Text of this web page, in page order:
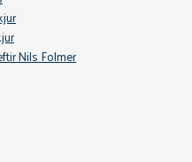
Nils Folmer